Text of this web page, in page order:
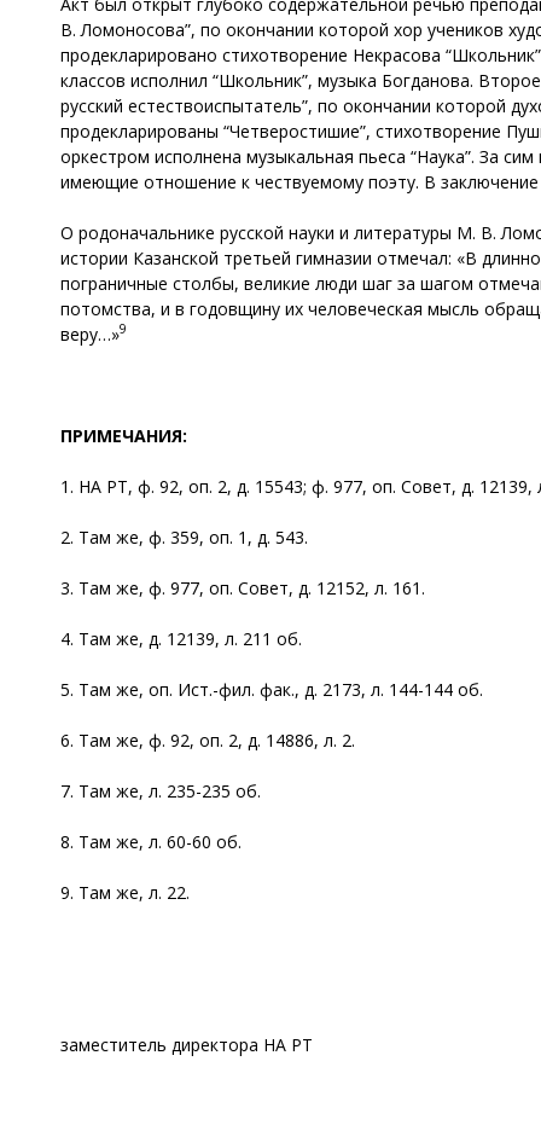
В. Ломоносова”, по окончании которой хор учеников
продекларировано стихотворение Некрасова
классов исполнил “Школьник”, музыка Богданова.
русский естествоиспытатель”, по окончании которой
продекларированы “Четверостишие”, стихотворение
оркестром исполнена музыкальная пьеса “Наука”. За
имеющие отношение к чествуемому поэту. В
О родоначальнике русской науки и литературы М. В.
истории Казанской третьей гимназии отмечал: «В
пограничные столбы, великие люди шаг за шагом
потомства, и в годовщину их человеческая мысль
веру…»9
ПРИМЕЧАНИЯ:
1. НА РТ, ф. 92, оп. 2, д. 15543; ф. 977, оп. Совет, д. 12139,
2. Там же, ф. 359, оп. 1, д. 543.
3. Там же, ф. 977, оп. Совет, д. 12152, л. 161.
4. Там же, д. 12139, л. 211 об.
5. Там же, оп. Ист.-фил. фак., д. 2173, л. 144-144 об.
6. Там же, ф. 92, оп. 2, д. 14886, л. 2.
7. Там же, л. 235-235 об.
8. Там же, л. 60-60 об.
9. Там же, л. 22.
заместитель директора НА РТ